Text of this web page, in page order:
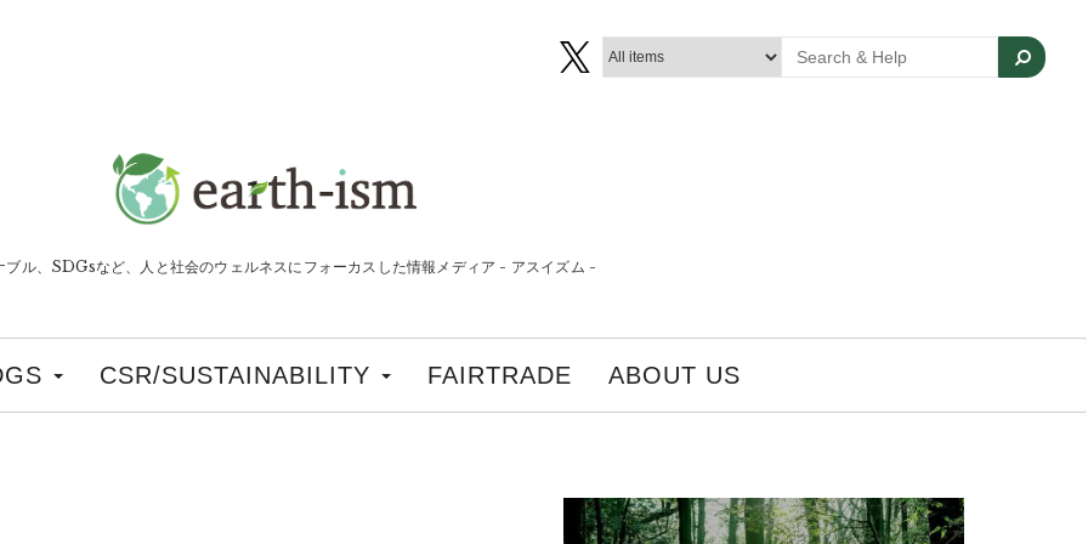
ブル、SDGsなど、人と社会のウェルネスにフォーカスした情報メディア - アスイズム -
CSR/SUSTAINABILITY FAIRTRADE ABOUT US